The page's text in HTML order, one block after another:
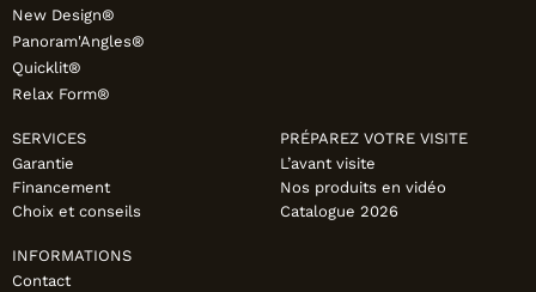
New Design®
Panoram'Angles®
Quicklit®
Relax Form®
SERVICES
Garantie
Financement
Choix et conseils
PRÉPAREZ VOTRE VISITE
L’avant visite
Nos produits en vidéo
Catalogue 2026
INFORMATIONS
Contact